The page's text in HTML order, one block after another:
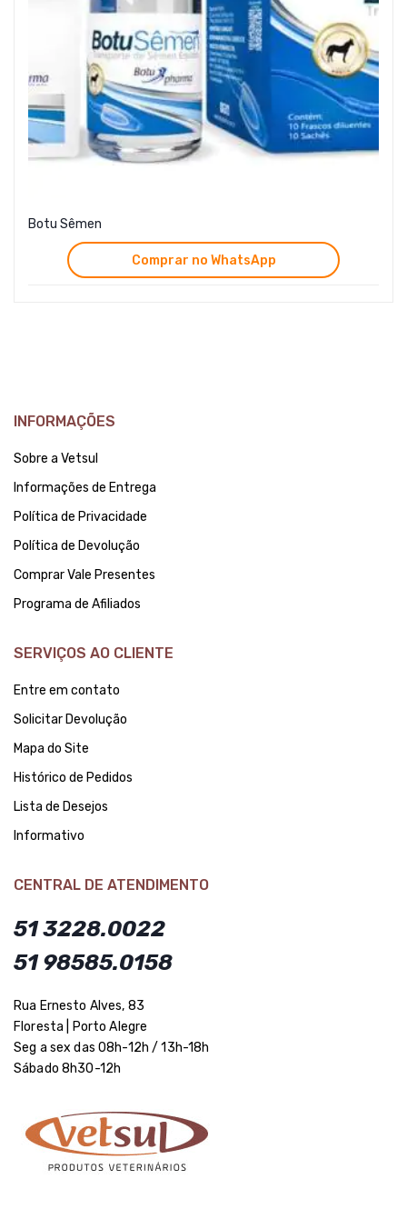
Botu Sêmen
Comprar no WhatsApp
INFORMAÇÕES
Sobre a Vetsul
Informações de Entrega
Política de Privacidade
Política de Devolução
Comprar Vale Presentes
Programa de Afiliados
SERVIÇOS AO CLIENTE
Entre em contato
Solicitar Devolução
Mapa do Site
Histórico de Pedidos
Lista de Desejos
Informativo
CENTRAL DE ATENDIMENTO
51 3228.0022
51 98585.0158
Rua Ernesto Alves, 83
Floresta | Porto Alegre
Seg a sex das 08h-12h / 13h-18h
Sábado 8h30-12h